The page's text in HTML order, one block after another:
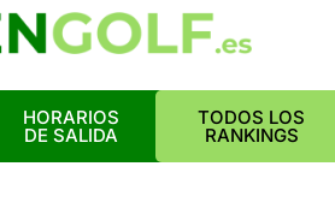
HORARIOS
DE SALIDA
TODOS LOS
RANKINGS